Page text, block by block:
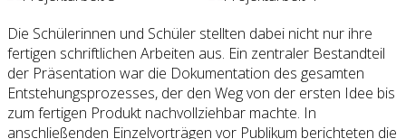
Die Schülerinnen und Schüler stellten dabei nicht nur ihre
fertigen schriftlichen Arbeiten aus. Ein zentraler Bestandteil
der Präsentation war die Dokumentation des gesamten
Entstehungsprozesses, der den Weg von der ersten Idee bis
zum fertigen Produkt nachvollziehbar machte. In
anschließenden Einzelvorträgen vor Publikum berichteten die